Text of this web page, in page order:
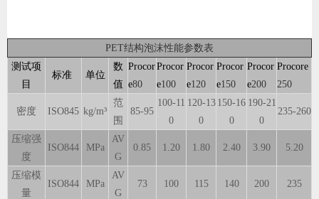
PET结构泡沫性能参数表
测试项
目
标准 单位
数
值
Procor
e80
Procor
e100
Procor
e120
Procor
e150
Procor
e200
Procore
250
密度 ISO845 kg/m³
范
围
85-95
100-11
0
120-13
0
150-16
0
190-21
0
235-260
压缩强
度
ISO844 MPa
AV
G
0.85 1.20 1.80 2.40 3.90 5.20
压缩模
量
ISO844 MPa
AV
G
73 100 115 140 200 235